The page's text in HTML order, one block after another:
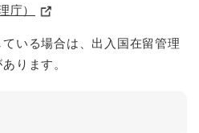
庁）
いる場合は、出入国在留管理
ります。